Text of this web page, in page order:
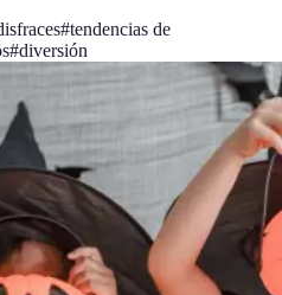
#tendencias de
#diversión